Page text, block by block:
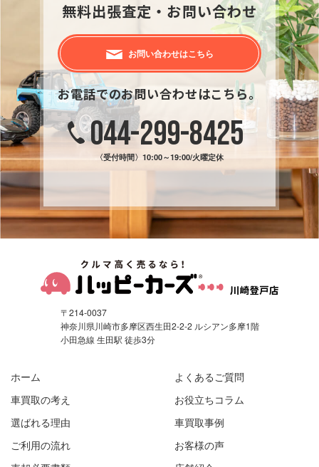
無料出張査定・お問い合わせ
お問い合わせはこちら
お電話でのお問い合わせはこちら。
044-299-8425
〈受付時間〉 10:00～19:00/火曜定休
〒214-0037
神奈川県川崎市多摩区西生田2-2-2 ルシアン多摩1階
小田急線 生田駅 徒歩3分
ホーム
車買取の考え
選ばれる理由
ご利用の流れ
よくあるご質問
お役立ちコラム
車買取事例
お客様の声